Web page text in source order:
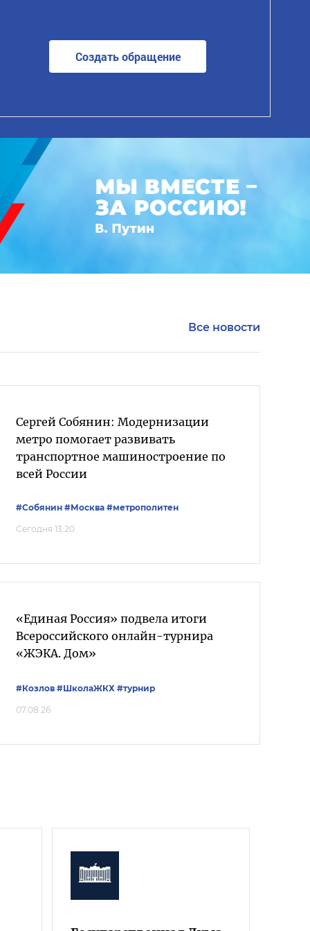
Создать обращение
Все новости
Сергей Собянин: Модернизации
метро помогает развивать
транспортное машиностроение по
всей России
#Собянин #Москва #метрополитен
Сегодня 13:20
«Единая Россия» подвела итоги
Всероссийского онлайн-турнира
«ЖЭКА. Дом»
#Козлов #ШколаЖКХ #турнир
07.08.26